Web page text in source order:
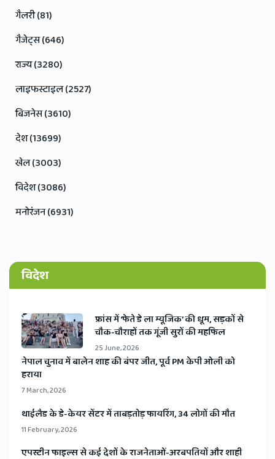
गैलरी (81)
गैजेट्स (646)
राज्य (3280)
लाइफस्टाइल (2527)
बिजनेस (3610)
देश (13699)
खेल (3003)
विदेश (3086)
मनोरंजन (6931)
विदेश
​फ्रांस में ‘फेते डे ला म्यूजिक’ की धूम, सड़कों से
चौक-चौराहों तक गूंजी सुरों की महफिल
25 June, 2026
​नेपाल चुनाव में बालेन शाह की बंपर जीत, पूर्व PM केपी ओली को
हराया
7 March, 2026
​थाईलैड के डे-केयर सेंटर में ताबड़तोड़ फायरिंग, 34 लोगों की मौत
11 February, 2026
​एपस्टीन फाइल्स से कई देशों के राजनेताओं-अरबपतियों और शाही